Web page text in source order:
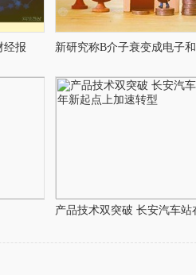
经报 新研究称B介子衰变成电子
产品技术双突破 长安汽车站